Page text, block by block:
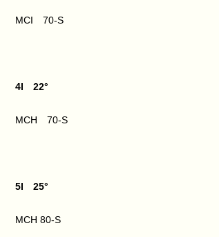
MCI 70-S
4I 22°
MCH 70-S
5I 25°
MCH 80-S